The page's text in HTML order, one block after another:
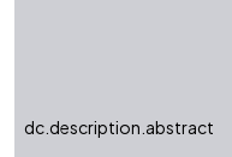
dc.description.abstract